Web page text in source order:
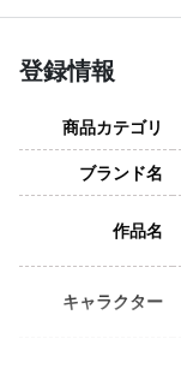
登録情報
商品カテゴリ
ブランド名
作品名
キャラクター